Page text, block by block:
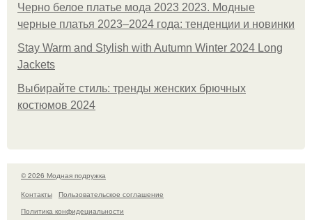
Черно белое платье мода 2023 2023. Модные
черные платья 2023–2024 года: тенденции и новинки
Stay Warm and Stylish with Autumn Winter 2024 Long
Jackets
Выбирайте стиль: тренды женских брючных
костюмов 2024
© 2026 Модная подружка
Контакты
Пользовательское соглашение
Политика конфидециальности